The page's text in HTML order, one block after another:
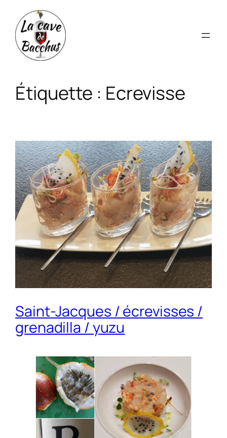
contenu
Étiquette : Ecrevisse
Saint-Jacques / écrevisses /
grenadilla / yuzu